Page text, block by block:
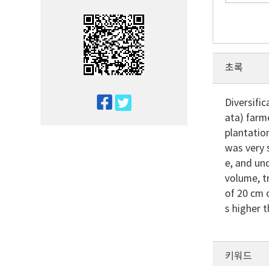
초록
ata)
was very
e, and
volume,
of 20 cm
s higher
키워드